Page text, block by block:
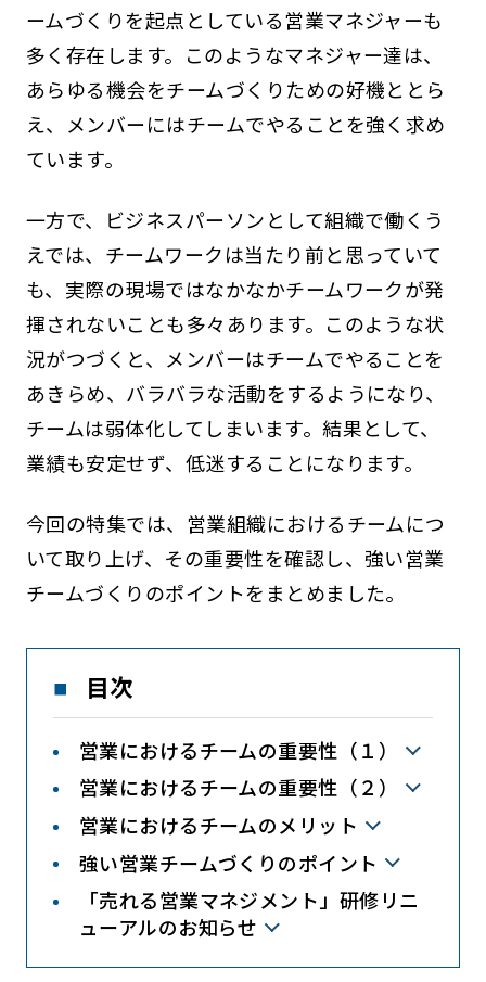
ームづくりを起点としている営業マネジャーも
多く存在します。このようなマネジャー達は、
あらゆる機会をチームづくりための好機ととら
え、メンバーにはチームでやることを強く求め
ています。
一方で、ビジネスパーソンとして組織で働くう
えでは、チームワークは当たり前と思っていて
も、実際の現場ではなかなかチームワークが発
揮されないことも多々あります。このような状
況がつづくと、メンバーはチームでやることを
あきらめ、バラバラな活動をするようになり、
チームは弱体化してしまいます。結果として、
業績も安定せず、低迷することになります。
今回の特集では、営業組織におけるチームにつ
いて取り上げ、その重要性を確認し、強い営業
チームづくりのポイントをまとめました。
目次
営業におけるチームの重要性（１）
営業におけるチームの重要性（２）
営業におけるチームのメリット
強い営業チームづくりのポイント
「売れる営業マネジメント」研修リニ
ューアルのお知らせ